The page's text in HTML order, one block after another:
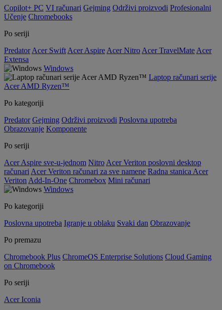
Copilot+ PC VI računari Gejming Održivi proizvodi Profesionalni
Učenje Chromebooks
Po seriji
Predator Acer Swift Acer Aspire Acer Nitro Acer TravelMate Acer
Extensa
Windows
Laptop računari serije
Acer AMD Ryzen™
Po kategoriji
Predator Gejming Održivi proizvodi Poslovna upotreba
Obrazovanje Komponente
Po seriji
Acer Aspire sve-u-jednom Nitro Acer Veriton poslovni desktop
računari Acer Veriton računari za sve namene Radna stanica Acer
Veriton Add-In-One Chromebox Mini računari
Windows
Po kategoriji
Poslovna upotreba Igranje u oblaku Svaki dan Obrazovanje
Po premazu
Chromebook Plus ChromeOS Enterprise Solutions Cloud Gaming
on Chromebook
Po seriji
Acer Iconia